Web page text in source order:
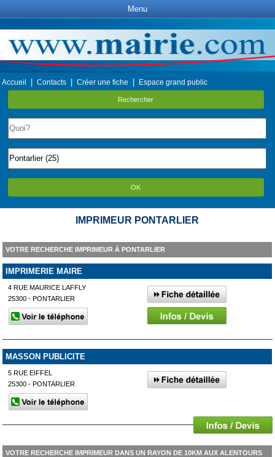
Menu
Accueil Contacts Créer une fiche Espace grand public
Rechercher
OK
IMPRIMEUR PONTARLIER
VOTRE RECHERCHE IMPRIMEUR À PONTARLIER
IMPRIMERIE MAIRE
4 RUE MAURICE LAFFLY
25300 - PONTARLIER
MASSON PUBLICITE
5 RUE EIFFEL
25300 - PONTARLIER
VOTRE RECHERCHE IMPRIMEUR DANS UN RAYON DE 10KM AUX ALENTOURS